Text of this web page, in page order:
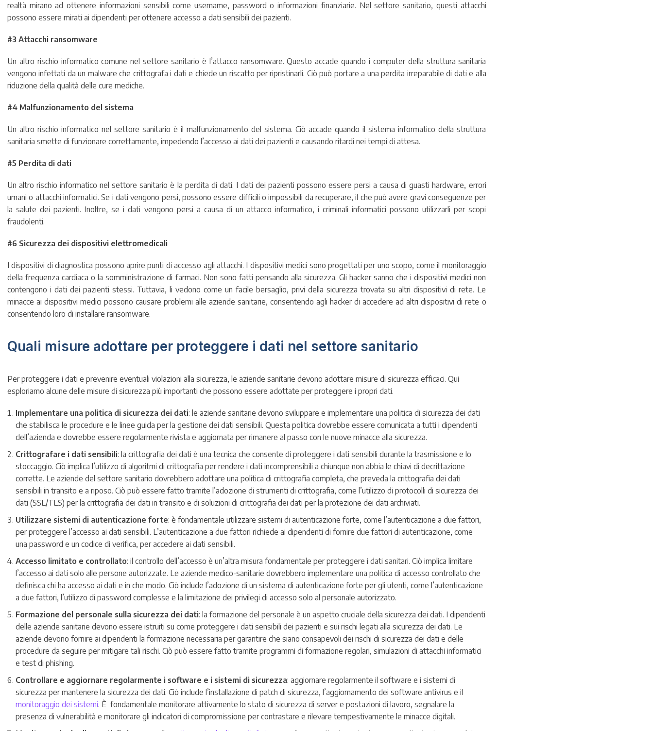
realtà mirano ad ottenere informazioni sensibili come username, password o informazioni finanziarie. Nel settore sanitario, questi attacchi
possono essere mirati ai dipendenti per ottenere accesso a dati sensibili dei pazienti.
#3 Attacchi ransomware
Un altro rischio informatico comune nel settore sanitario è l’attacco ransomware. Questo accade quando i computer della struttura sanitaria
vengono infettati da un malware che crittografa i dati e chiede un riscatto per ripristinarli. Ciò può portare a una perdita irreparabile di dati e alla
riduzione della qualità delle cure mediche.
#4 Malfunzionamento del sistema
Un altro rischio informatico nel settore sanitario è il malfunzionamento del sistema. Ciò accade quando il sistema informatico della struttura
sanitaria smette di funzionare correttamente, impedendo l’accesso ai dati dei pazienti e causando ritardi nei tempi di attesa.
#5 Perdita di dati
Un altro rischio informatico nel settore sanitario è la perdita di dati. I dati dei pazienti possono essere persi a causa di guasti hardware, errori
umani o attacchi informatici. Se i dati vengono persi, possono essere difficili o impossibili da recuperare, il che può avere gravi conseguenze per
la salute dei pazienti. Inoltre, se i dati vengono persi a causa di un attacco informatico, i criminali informatici possono utilizzarli per scopi
fraudolenti.
#6 Sicurezza dei dispositivi elettromedicali
I dispositivi di diagnostica possono aprire punti di accesso agli attacchi. I dispositivi medici sono progettati per uno scopo, come il monitoraggio
della frequenza cardiaca o la somministrazione di farmaci. Non sono fatti pensando alla sicurezza. Gli hacker sanno che i dispositivi medici non
contengono i dati dei pazienti stessi. Tuttavia, li vedono come un facile bersaglio, privi della sicurezza trovata su altri dispositivi di rete. Le
minacce ai dispositivi medici possono causare problemi alle aziende sanitarie, consentendo agli hacker di accedere ad altri dispositivi di rete o
consentendo loro di installare ransomware.
Quali misure adottare per proteggere i dati nel settore sanitario
Per proteggere i dati e prevenire eventuali violazioni alla sicurezza, le aziende sanitarie devono adottare misure di sicurezza efficaci. Qui
esploriamo alcune delle misure di sicurezza più importanti che possono essere adottate per proteggere i propri dati.
Implementare una politica di sicurezza dei dati: le aziende sanitarie devono sviluppare e implementare una politica di sicurezza dei dati
che stabilisca le procedure e le linee guida per la gestione dei dati sensibili. Questa politica dovrebbe essere comunicata a tutti i dipendenti
dell’azienda e dovrebbe essere regolarmente rivista e aggiornata per rimanere al passo con le nuove minacce alla sicurezza.
Crittografare i dati sensibili: la crittografia dei dati è una tecnica che consente di proteggere i dati sensibili durante la trasmissione e lo
stoccaggio. Ciò implica l’utilizzo di algoritmi di crittografia per rendere i dati incomprensibili a chiunque non abbia le chiavi di decrittazione
corrette. Le aziende del settore sanitario dovrebbero adottare una politica di crittografia completa, che preveda la crittografia dei dati
sensibili in transito e a riposo. Ciò può essere fatto tramite l’adozione di strumenti di crittografia, come l’utilizzo di protocolli di sicurezza dei
dati (SSL/TLS) per la crittografia dei dati in transito e di soluzioni di crittografia dei dati per la protezione dei dati archiviati.
Utilizzare sistemi di autenticazione forte: è fondamentale utilizzare sistemi di autenticazione forte, come l’autenticazione a due fattori,
per proteggere l’accesso ai dati sensibili. L’autenticazione a due fattori richiede ai dipendenti di fornire due fattori di autenticazione, come
una password e un codice di verifica, per accedere ai dati sensibili.
Accesso limitato e controllato: il controllo dell’accesso è un’altra misura fondamentale per proteggere i dati sanitari. Ciò implica limitare
l’accesso ai dati solo alle persone autorizzate. Le aziende medico-sanitarie dovrebbero implementare una politica di accesso controllato che
definisca chi ha accesso ai dati e in che modo. Ciò include l’adozione di un sistema di autenticazione forte per gli utenti, come l’autenticazione
a due fattori, l’utilizzo di password complesse e la limitazione dei privilegi di accesso solo al personale autorizzato.
Formazione del personale sulla sicurezza dei dati: la formazione del personale è un aspetto cruciale della sicurezza dei dati. I dipendenti
delle aziende sanitarie devono essere istruiti su come proteggere i dati sensibili dei pazienti e sui rischi legati alla sicurezza dei dati. Le
aziende devono fornire ai dipendenti la formazione necessaria per garantire che siano consapevoli dei rischi di sicurezza dei dati e delle
procedure da seguire per mitigare tali rischi. Ciò può essere fatto tramite programmi di formazione regolari, simulazioni di attacchi informatici
e test di phishing.
Controllare e aggiornare regolarmente i software e i sistemi di sicurezza: aggiornare regolarmente il software e i sistemi di
sicurezza per mantenere la sicurezza dei dati. Ciò include l’installazione di patch di sicurezza, l’aggiornamento dei software antivirus e il
monitoraggio dei sistemi. È fondamentale monitorare attivamente lo stato di sicurezza di server e postazioni di lavoro, segnalare la
presenza di vulnerabilità e monitorare gli indicatori di compromissione per contrastare e rilevare tempestivamente le minacce digitali.